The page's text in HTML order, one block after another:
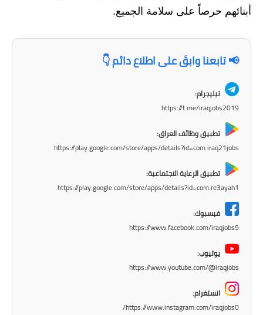
الطقس
العطل
صحة وطب
أبنائهم حرصاً على سلامة الجميع.
📢 تابعنا وابقَ على اطلاع دائم 👇
تيليجرام:
https://t.me/iraqjobs2019
تطبيق وظائف العراق:
https://play.google.com/store/apps/details?id=com.iraq21jobs
تطبيق الرعاية الاجتماعية:
https://play.google.com/store/apps/details?id=com.re3ayah1
فيسبوك:
https://www.facebook.com/iraqjobs9
يوتيوب:
https://www.youtube.com/@iraqjobs
انستغرام:
https://www.instagram.com/iraqjobs0/